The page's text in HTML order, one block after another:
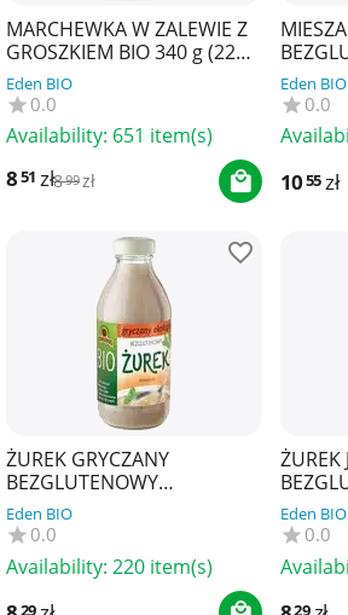
MARCHEWKA W ZALEWIE Z
GROSZKIEM BIO 340 g (220
g) (SŁOIK) - BIO PLANET
Eden BIO
0.0
Availability: 651 item(s)
851 zł899zł
BAUCK
Eden BIO
0.0
1055zł
ŻUREK GRYCZANY
BEZGLUTENOWY
KONCENTRAT BIO 320 ml -
KOWALEWSKI
Eden BIO
0.0
Availability: 220 item(s)
29
ŻUREK
Eden BIO
0.0
29